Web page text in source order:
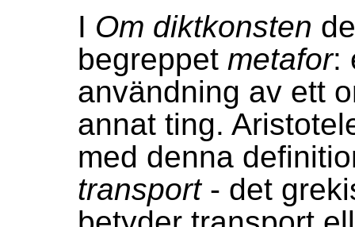
I Om diktkonsten
begreppet metafor:
användning av ett
annat ting.
med denna
transport- det